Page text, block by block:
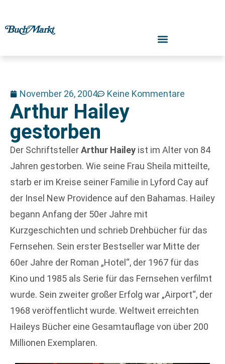
November 26, 2004 Keine Kommentare
Arthur Hailey
gestorben
Der SchriftstellerArthur Hailey ist im Alter von 84
Jahren gestorben. Wie seine Frau Sheila mitteilte,
starb er im Kreise seiner Familie in Lyford Cay auf
der Insel New Providence auf den Bahamas. Hailey
begann Anfang der 50er Jahre mit
Kurzgeschichten und schrieb Drehbücher für das
Fernsehen. Sein erster Bestseller war Mitte der
60er Jahre der Roman „Hotel“, der 1967 für das
Kino und 1985 als Serie für das Fernsehen verfilmt
wurde. Sein zweiter großer Erfolg war „Airport“, der
1968 veröffentlicht wurde. Weltweit erreichten
Haileys Bücher eine Gesamtauflage von über 200
Millionen Exemplaren.